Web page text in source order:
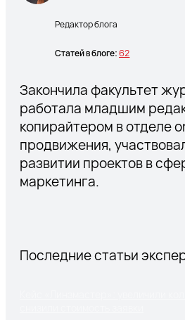
Редактор блога
Статей в блоге:62
Закончила факультет
работала младшим
копирайтером в отделе
продвижения,
развитии проектов в
маркетинга.
Последние статьи